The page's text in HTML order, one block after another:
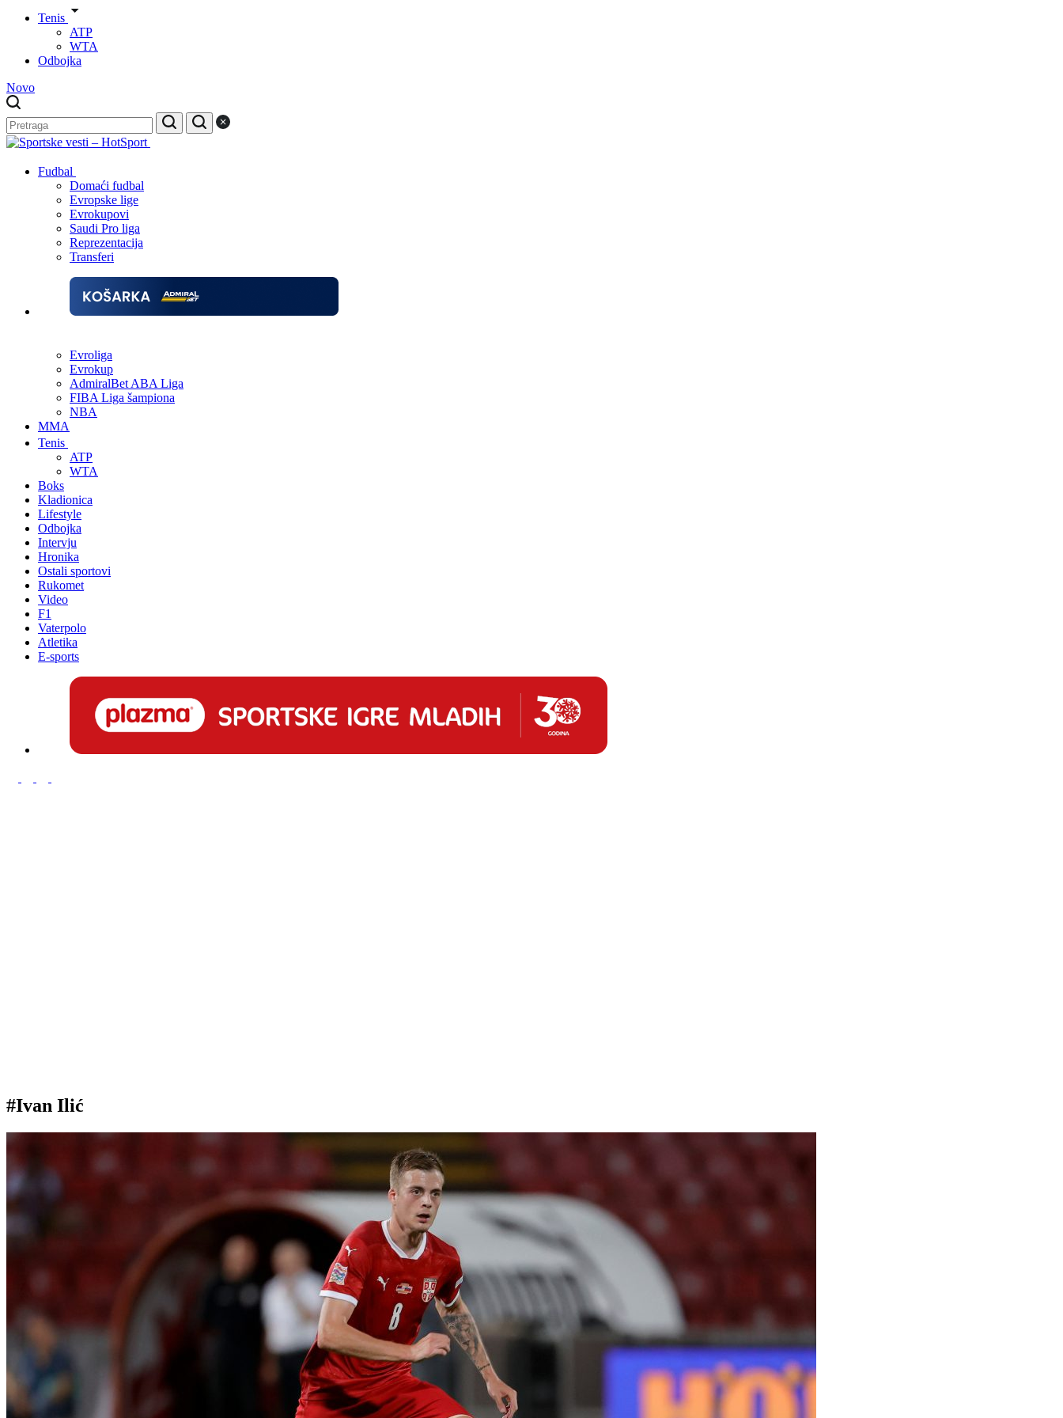
Tenis
ATP
WTA
Odbojka
Novo
Fudbal
Domaći fudbal
Evropske lige
Evrokupovi
Saudi Pro liga
Reprezentacija
Transferi
Evroliga
Evrokup
AdmiralBet ABA Liga
FIBA Liga šampiona
NBA
MMA
Tenis
ATP
WTA
Boks
Kladionica
Lifestyle
Odbojka
Intervju
Hronika
Ostali sportovi
Rukomet
Video
F1
Vaterpolo
Atletika
E-sports
#Ivan Ilić